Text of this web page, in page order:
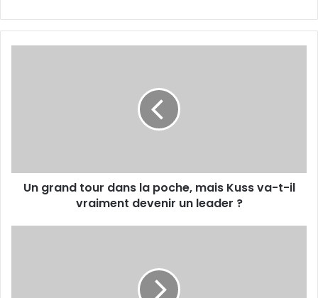
va-
Un grand tour dans la poche, mais Kuss va-t-il
vraiment devenir un leader ?